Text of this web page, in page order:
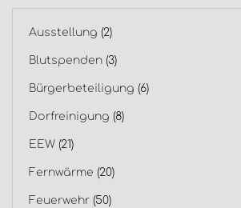
Ausstellung (2)
Blutspenden (3)
Bürgerbeteiligung (6)
Dorfreinigung (8)
EEW (21)
Fernwärme (20)
Feuerwehr (50)